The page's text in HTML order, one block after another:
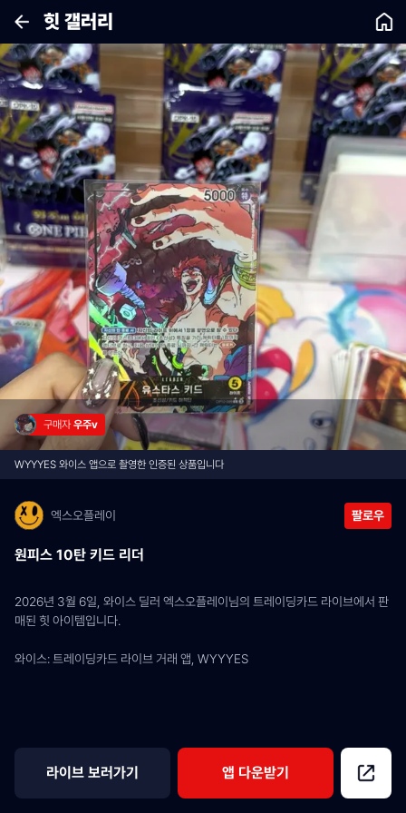
힛 갤러리
구매자 우주v
WYYYES 와이스 앱으로 촬영한 인증된 상품입니다
엑스오플레이 팔로우
원피스 10탄 키드 리더
2026년 3월 6일, 와이스 딜러 엑스오플레이님의 트레이딩카드 라이브에서 판
매된 힛 아이템입니다.
와이스: 트레이딩카드 라이브 거래 앱, WYYYES
라이브 보러가기 앱 다운받기